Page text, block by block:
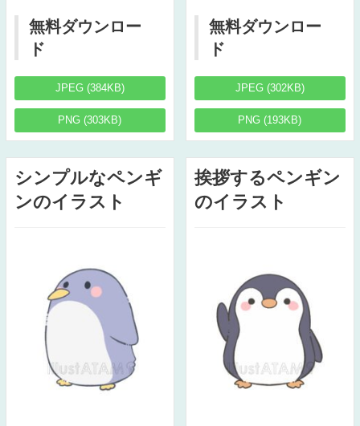
無料ダウンロー
ド
JPEG (384KB)
PNG (303KB)
無料ダウンロー
ド
JPEG (302KB)
PNG (193KB)
シンプルなペンギ
ンのイラスト
挨拶するペンギン
のイラスト